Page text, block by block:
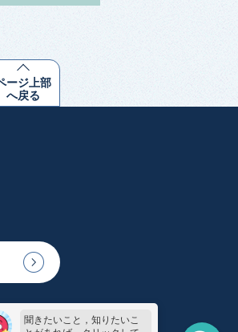
ージ上部
へ戻る
聞きたいこと，知りたいこ